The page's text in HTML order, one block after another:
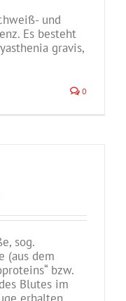
und
Es besteht
gravis,
0
sog.
(aus dem
bzw.
Blutes im